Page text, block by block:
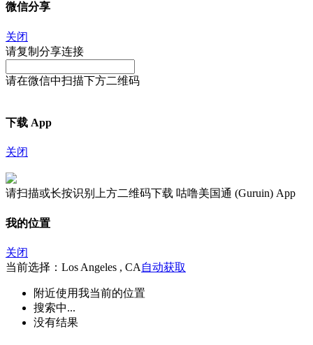
微信分享
关闭
请复制分享连接
请在微信中扫描下方二维码
下载 App
关闭
请扫描或长按识别上方二维码下载 咕噜美国通 (Guruin) App
我的位置
关闭
当前选择：Los Angeles , CA 自动获取
附近使用我当前的位置
搜索中...
没有结果